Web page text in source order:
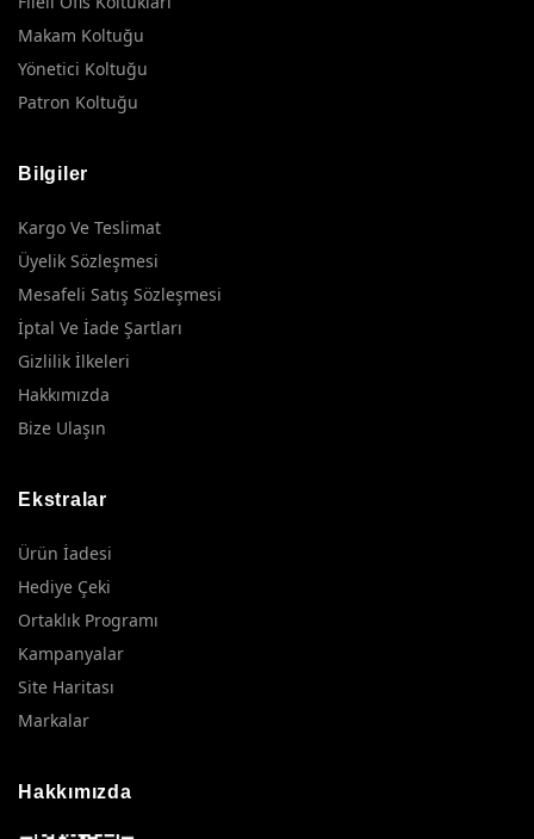
Makam Koltuğu
Yönetici Koltuğu
Patron Koltuğu
Bilgiler
Kargo Ve Teslimat
Üyelik Sözleşmesi
Mesafeli Satış Sözleşmesi
İptal Ve İade Şartları
Gizlilik İlkeleri
Hakkımızda
Bize Ulaşın
Ekstralar
Ürün İadesi
Hediye Çeki
Ortaklık Programı
Kampanyalar
Site Haritası
Markalar
Hakkımızda